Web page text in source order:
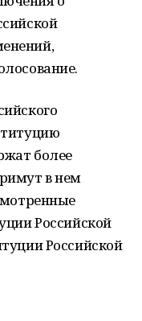
более
в нем
Российской
Российской